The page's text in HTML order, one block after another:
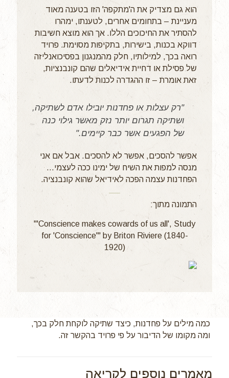
הוא גם מצדיק את ה'מתקפה' הזו בטענה מאוד
מעניינת – בתחומים אחרים, לטענתו, ימהרו
להסתיר את החיכוכים הללו. אך הוא מוצא חשיבות
דווקא בכנות, בישירות, בתקיפות מסוימת. פרויד
רואה בכך, למילותיו, חלק מהמנגנון בפסיכואנליזה
של פסילת או דחיית אידיאלים שהם קונבנציות,
זאת אומרת – זו ההגדרה לכנות לדעתו.
"רק עצלות או פחדנות יובילו אדם לשתיקה,
ושתיקה תגרום יותר נזק מאשר גילוי כנה
של הפגעים אשר כבר קיימים."
אפשר להסכים, אפשר לא להסכים. אבל אם אני
מנסה למפות את השיח של ימינו ככה לעצמי...
הפחדנות עצמה הפכה לאידיאל שהוא קונבנציה.
התמונה מתוך:
"'Conscience makes cowards of us all', Study
for 'Conscience'" by Briton Riviere (1840-
1920)
כמה מילים על פחדנות, כיצד שתיקה לוקחת חלק בכך,
ומה מקומו של הדיבור על פי פרויד בהקשר זה.
מאמרים נוספים לקריאה